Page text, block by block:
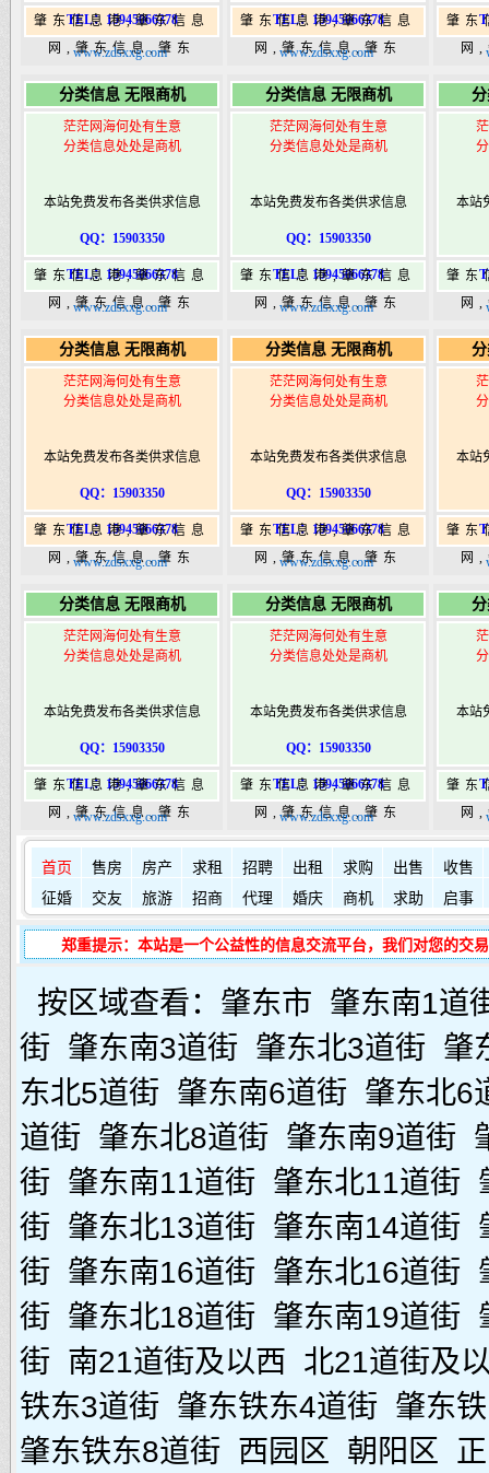
TEL：15945066378
肇东信息港,肇东信息
网,肇东信息,肇东
港|www.zhaodongshi.com
www.zdsxxg.com
TEL：15945066378
肇东信息港,肇东信息
网,肇东信息,肇东
港|www.zhaodongshi.com
www.zdsxxg.com
肇东
网
港
分类信息 无限商机
茫茫网海何处有生意
分类信息处处是商机
本站免费发布各类供求信息
QQ：15903350
TEL：15945066378
肇东信息港,肇东信息
网,肇东信息,肇东
港|www.zhaodongshi.com
www.zdsxxg.com
分类信息 无限商机
茫茫网海何处有生意
分类信息处处是商机
本站免费发布各类供求信息
QQ：15903350
TEL：15945066378
肇东信息港,肇东信息
网,肇东信息,肇东
港|www.zhaodongshi.com
www.zdsxxg.com
本站
肇东
网
港
分类信息 无限商机
茫茫网海何处有生意
分类信息处处是商机
本站免费发布各类供求信息
QQ：15903350
TEL：15945066378
肇东信息港,肇东信息
网,肇东信息,肇东
港|www.zhaodongshi.com
www.zdsxxg.com
分类信息 无限商机
茫茫网海何处有生意
分类信息处处是商机
本站免费发布各类供求信息
QQ：15903350
TEL：15945066378
肇东信息港,肇东信息
网,肇东信息,肇东
港|www.zhaodongshi.com
www.zdsxxg.com
本站
肇东
网
港
分类信息 无限商机
茫茫网海何处有生意
分类信息处处是商机
本站免费发布各类供求信息
QQ：15903350
TEL：15945066378
肇东信息港,肇东信息
网,肇东信息,肇东
365,肇东365信息
港|www.zhaodongshi.com
www.zdsxxg.com
分类信息 无限商机
茫茫网海何处有生意
分类信息处处是商机
本站免费发布各类供求信息
QQ：15903350
TEL：15945066378
肇东信息港,肇东信息
网,肇东信息,肇东
365,肇东365信息
港|www.zhaodongshi.com
www.zdsxxg.com
本站
肇东
网
港
如何发布信息？ 如何固定
首页 售房 房产 求租 招聘 出租 求购 出售
收售
征婚
交友 旅游 招商 代理 婚庆 商机 求助 启事
郑重提示：本站是一个公益性的信息交流平台，我们对您的交
按区域查看： 肇东市 肇东南1道
街 肇东南3道街 肇东北3道街 肇
东北5道街 肇东南6道街 肇东北6
道街 肇东北8道街 肇东南9道街
街 肇东南11道街 肇东北11道街
街 肇东北13道街 肇东南14道街
街 肇东南16道街 肇东北16道街
街 肇东北18道街 肇东南19道街
街 南21道街及以西 北21道街及
铁东3道街 肇东铁东4道街 肇东
肇东铁东8道街 西园区 朝阳区